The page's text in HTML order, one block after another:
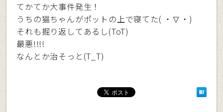
てかてか大事件発生！
うちの猫ちゃんがポットの上で寝てた( ・∇・)
それも掘り返してあるし(ToT)
最悪!!!!
なんとか治そっと(T_T)